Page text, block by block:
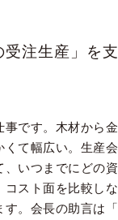
受注生産」を
です。木材から金
て幅広い。生産
、いつまでにどの
コスト面を比較し
。会長の助言は